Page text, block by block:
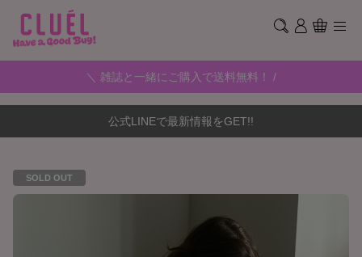
＼ 雑誌と一緒にご購入で送料無料！ /
公式LINEで最新情報をGET!!
SOLD OUT